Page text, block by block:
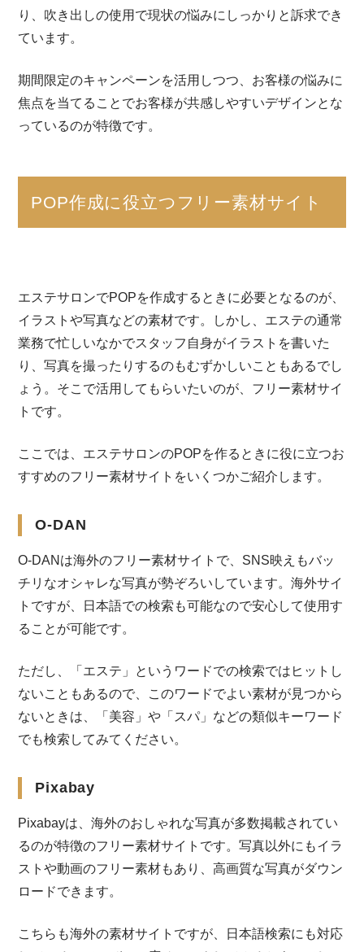
り、吹き出しの使用で現状の悩みにしっかりと訴求でき
ています。
期間限定のキャンペーンを活用しつつ、お客様の悩みに
焦点を当てることでお客様が共感しやすいデザインとな
っているのが特徴です。
POP作成に役立つフリー素材サイト
エステサロンでPOPを作成するときに必要となるのが、
イラストや写真などの素材です。しかし、エステの通常
業務で忙しいなかでスタッフ自身がイラストを書いた
り、写真を撮ったりするのもむずかしいこともあるでし
ょう。そこで活用してもらいたいのが、フリー素材サイ
トです。
ここでは、エステサロンのPOPを作るときに役に立つお
すすめのフリー素材サイトをいくつかご紹介します。
O-DAN
O-DANは海外のフリー素材サイトで、SNS映えもバッ
チリなオシャレな写真が勢ぞろいしています。海外サイ
トですが、日本語での検索も可能なので安心して使用す
ることが可能です。
ただし、「エステ」というワードでの検索ではヒットし
ないこともあるので、このワードでよい素材が見つから
ないときは、「美容」や「スパ」などの類似キーワード
でも検索してみてください。
Pixabay
Pixabayは、海外のおしゃれな写真が多数掲載されてい
るのが特徴のフリー素材サイトです。写真以外にもイラ
ストや動画のフリー素材もあり、高画質な写真がダウン
ロードできます。
こちらも海外の素材サイトですが、日本語検索にも対応